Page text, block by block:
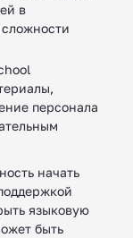
в
персонала
начать
языковую
быть